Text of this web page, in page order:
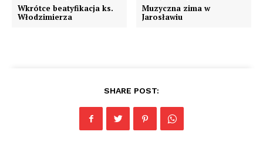
Wkrótce beatyfikacja ks.
Włodzimierza
Muzyczna zima w
Jarosławiu
SHARE POST: